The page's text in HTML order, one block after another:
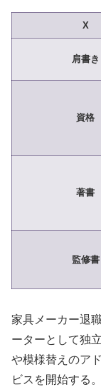
X
肩書き
資格
著書
監修書
家具メーカー退
ーターとして独
や模様替えのア
ビスを開始する